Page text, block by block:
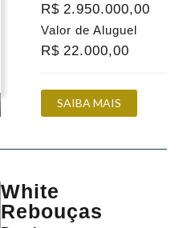
R$ 2.950.000,00
Valor de Aluguel
R$ 22.000,00
SAIBA MAIS
White
Rebouças